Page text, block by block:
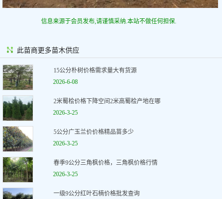
信息来源于会员发布,请谨慎采纳.本站不做任何担保.
此苗商更多苗木供应
15公分朴树价格需求量大有货源
2026-6-08
2米蜀桧价格下降空间2米高蜀桧产地在哪
2026-3-25
5公分广玉兰价价格精品苗多少
2026-3-25
春季9公分三角枫价格，三角枫价格行情
2026-3-25
一级9公分红叶石楠价格批发查询